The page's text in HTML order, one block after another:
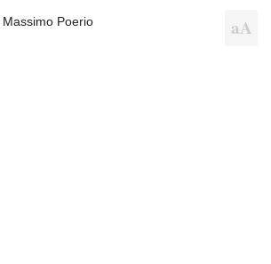
Massimo Poerio